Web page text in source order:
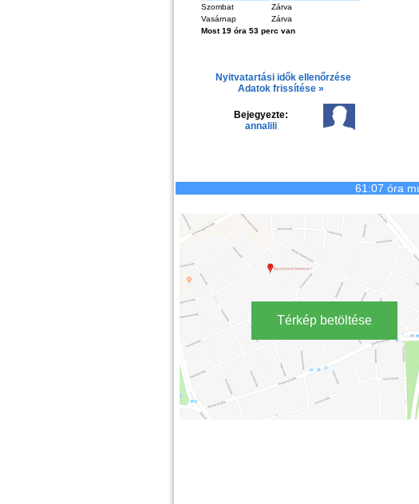
Szombat
Zárva
Vasárnap
Zárva
Most 19 óra 53 perc van
Nyitvatartási idők ellenőrzése
Adatok frissítése »
Bejegyezte:
annalili
61:07 óra
Térkép betöltése